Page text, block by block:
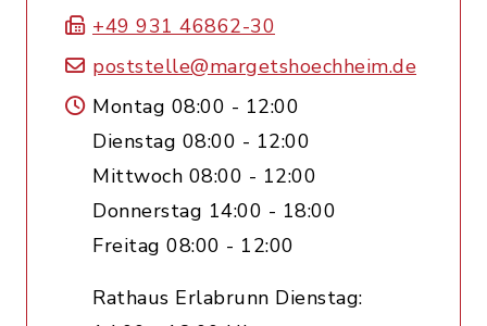
+49 931 46862-30
poststelle@margetshoechheim.de
Montag 08:00 - 12:00
Dienstag 08:00 - 12:00
Mittwoch 08:00 - 12:00
Donnerstag 14:00 - 18:00
Freitag 08:00 - 12:00
Rathaus Erlabrunn Dienstag: